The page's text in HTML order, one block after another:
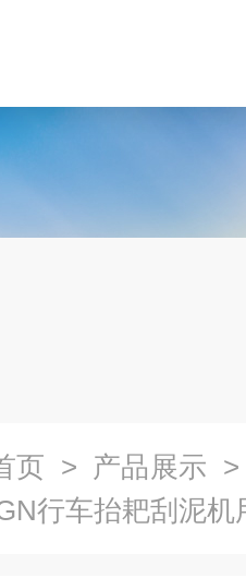
页 > 产品展示
行车抬耙刮泥机